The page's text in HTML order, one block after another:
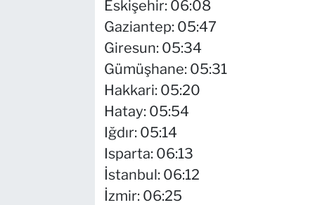
Eskişehir: 06:08
Gaziantep: 05:47
Giresun: 05:34
Gümüşhane: 05:31
Hakkari: 05:20
Hatay: 05:54
Iğdır: 05:14
Isparta: 06:13
İstanbul: 06:12
İzmir: 06:25